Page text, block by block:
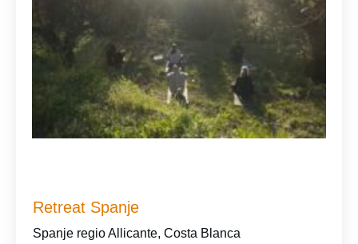
Retreat Spanje
Spanje regio Allicante, Costa Blanca